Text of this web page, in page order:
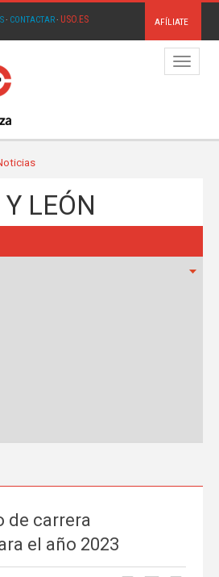
· CONTACTAR· USO.ES AFÍLIATE
Menú
LEÓN
de carrera
el año 2023